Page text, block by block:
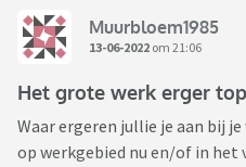
Muurbloem1985
13-06-2022 om 21:06
Het grote werk erger
Waar ergeren jullie je aan bij
op werkgebied nu en/of in